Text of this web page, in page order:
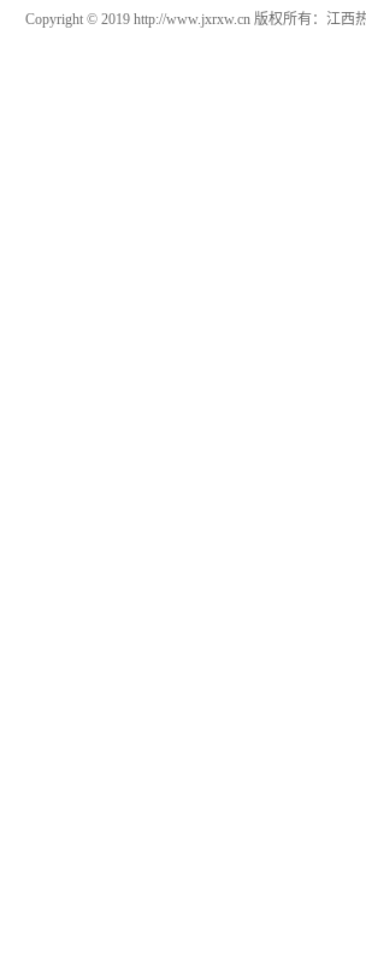
Copyright © 2019 http://www.jxrxw.cn 版权所有：江西